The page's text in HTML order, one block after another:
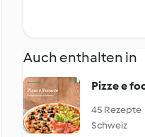
Auch enthalten in
Pizze e
45 Rezepte
Schweiz